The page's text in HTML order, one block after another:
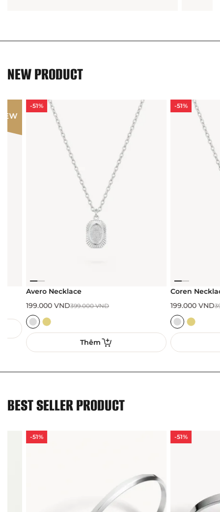
NEW PRODUCT
Avero Necklace
399.000VND
199.000VND
Thêm
Coren Necklace
199.000VND
BEST SELLER PRODUCT